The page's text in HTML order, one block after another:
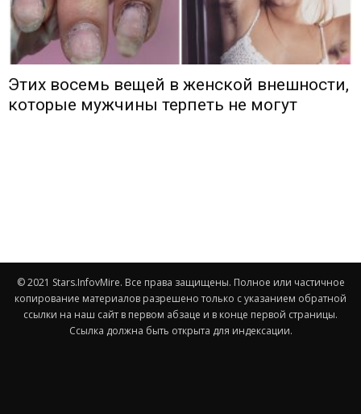
Этих восемь вещей в женской внешности,
которые мужчины терпеть не могут
© 2021 Stars.InfovMire. Все права защищены. Полное или частичное
копирование материалов разрешено только с указанием обратной
ссылки на наш сайт в первом абзаце и в конце первой страницы.
Ссылка должна быть открыта для индексации.